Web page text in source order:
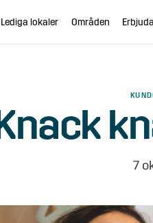
Lediga lokaler Områden
Knack
7